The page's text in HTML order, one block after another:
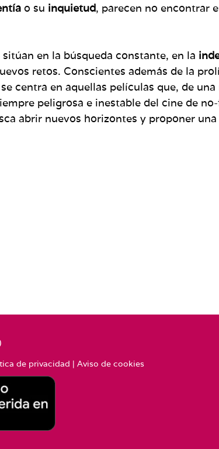
o su inquietud, parecen no encontrar
en la búsqueda constante, en la
retos. Conscientes además de la
centra en aquellas películas que, de
peligrosa e inestable del cine de
abrir nuevos horizontes y proponer
de privacidad | Aviso de cookies